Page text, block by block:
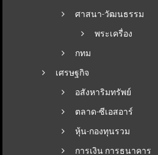
ศาสนา-วัฒนธรรม
พระเครื่อง
กทม
เศรษฐกิจ
อสังหาริมทรัพย์
ตลาด-ซีเอสอาร์
หุ้น-กองทุนรวม
การเงิน การธนาคาร